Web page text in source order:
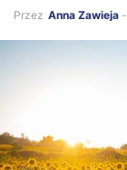
Przez Anna Zawieja -